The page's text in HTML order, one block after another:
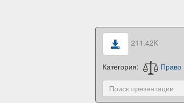
211.42K
Категория: Право